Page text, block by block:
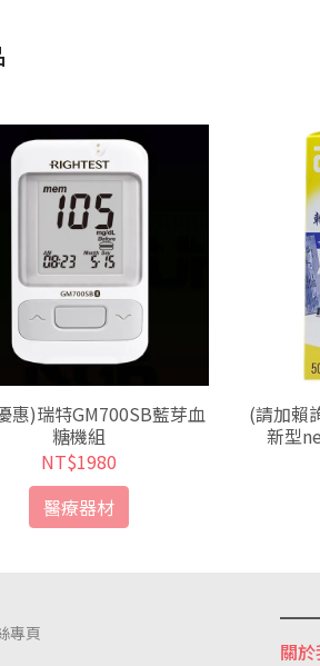
惠)瑞特GM700SB藍芽血
糖機組
NT$1980
醫療器材
(請加賴
新型
關
專頁